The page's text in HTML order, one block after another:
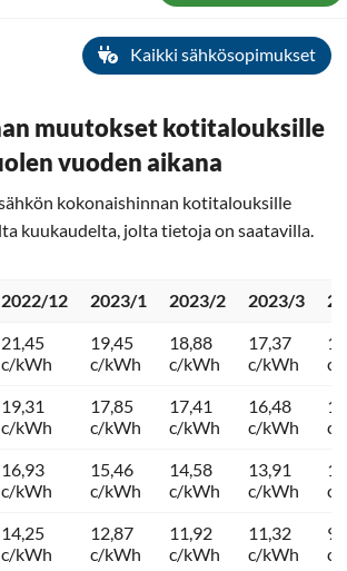
Kaikki sähkösopimukset
muutokset kotitalouksille
vuoden aikana
kokonaishinnan kotitalouksille
kuukaudelta, jolta tietoja on saatavilla.
2022/12 2023/1 2023/2 2023/3
21,45
c/kWh
19,45
c/kWh
18,88
c/kWh
17,37
c/kWh
c/
19,31
c/kWh
17,85
c/kWh
17,41
c/kWh
16,48
c/kWh
c/
16,93
c/kWh
15,46
c/kWh
14,58
c/kWh
13,91
c/kWh
c/
14,25
c/kWh
12,87
c/kWh
11,92
c/kWh
11,32
c/kWh
c/